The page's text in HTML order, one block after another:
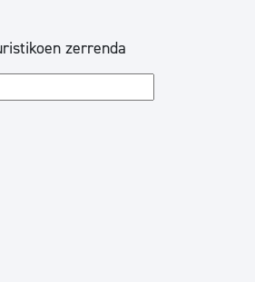
zerrenda